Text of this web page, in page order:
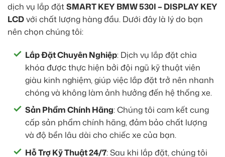
dịch vụ lắp đặtSMART KEY BMW 530I – DISPLAY KEY
LCDvới chất lượng hàng đầu. Dưới đây là lý do bạn
nên chọn chúng tôi:
Lắp Đặt Chuyên Nghiệp: Dịch vụ lắp đặt chìa
khóa được thực hiện bởi đội ngũ kỹ thuật viên
giàu kinh nghiệm, giúp việc lắp đặt trở nên nhanh
chóng và không làm ảnh hưởng đến hệ thống xe.
Sản Phẩm Chính Hãng: Chúng tôi cam kết cung
cấp sản phẩm chính hãng, đảm bảo chất lượng
và độ bền lâu dài cho chiếc xe của bạn.
Hỗ Trợ Kỹ Thuật 24/7: Sau khi lắp đặt, chúng tôi